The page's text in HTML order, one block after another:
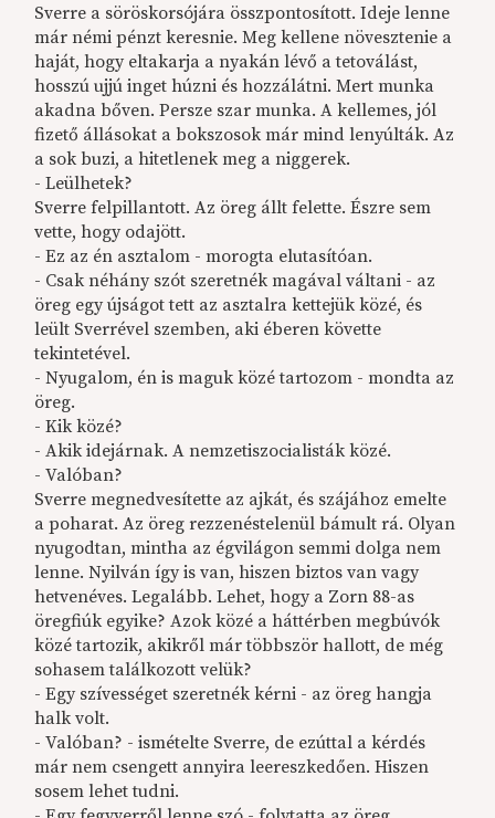
Sverre a söröskorsójára összpontosított. Ideje lenne
már némi pénzt keresnie. Meg kellene növesztenie a
haját, hogy eltakarja a nyakán lévő a tetoválást,
hosszú ujjú inget húzni és hozzálátni. Mert munka
akadna bőven. Persze szar munka. A kellemes, jól
fizető állásokat a bokszosok már mind lenyúlták. Az
a sok buzi, a hitetlenek meg a niggerek.
- Leülhetek?
Sverre felpillantott. Az öreg állt felette. Észre sem
vette, hogy odajött.
- Ez az én asztalom - morogta elutasítóan.
- Csak néhány szót szeretnék magával váltani - az
öreg egy újságot tett az asztalra kettejük közé, és
leült Sverrével szemben, aki éberen követte
tekintetével.
- Nyugalom, én is maguk közé tartozom - mondta az
öreg.
- Kik közé?
- Akik idejárnak. A nemzetiszocialisták közé.
- Valóban?
Sverre megnedvesítette az ajkát, és szájához emelte
a poharat. Az öreg rezzenéstelenül bámult rá. Olyan
nyugodtan, mintha az égvilágon semmi dolga nem
lenne. Nyilván így is van, hiszen biztos van vagy
hetvenéves. Legalább. Lehet, hogy a Zorn 88-as
öregfiúk egyike? Azok közé a háttérben megbúvók
közé tartozik, akikről már többször hallott, de még
sohasem találkozott velük?
- Egy szívességet szeretnék kérni - az öreg hangja
halk volt.
- Valóban? - ismételte Sverre, de ezúttal a kérdés
már nem csengett annyira leereszkedően. Hiszen
sosem lehet tudni.